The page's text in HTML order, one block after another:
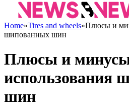
Home»Tires and wheels»Плюсы и
шипованных шин
Плюсы и
использования
шин